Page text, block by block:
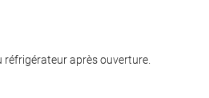
réfrigérateur après ouverture.